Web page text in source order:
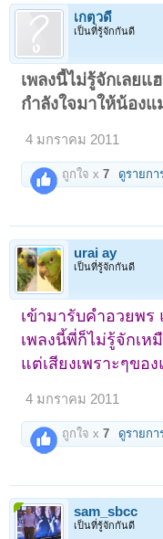
เกตุวดี
เป็นที่รู้จักกันดี
เพลงนี้ไม่รู้จักเลยแ
กำลังใจมาให้น้อง
4 มกราคม 2011
ถูกใจ x7 ดูรายกา
urai ay
เป็นที่รู้จักกันดี
เข้ามารับคำอวยพ
เพลงนี้พี่ก็ไม่รู้จักเห
แต่เสียงเพราะๆขอ
4 มกราคม 2011
ถูกใจ x7 ดูรายกา
sam_sbcc
เป็นที่รู้จักกันดี